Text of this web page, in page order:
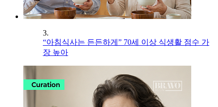
3.
“아침식사는 든든하게” 70세 이상 식생활 점수 가
장 높아